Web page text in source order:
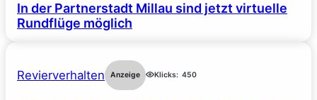
In der Partnerstadt Millau sind jetzt virtuelle
Rundflüge möglich
Revierverhalten Anzeige Klicks: 450